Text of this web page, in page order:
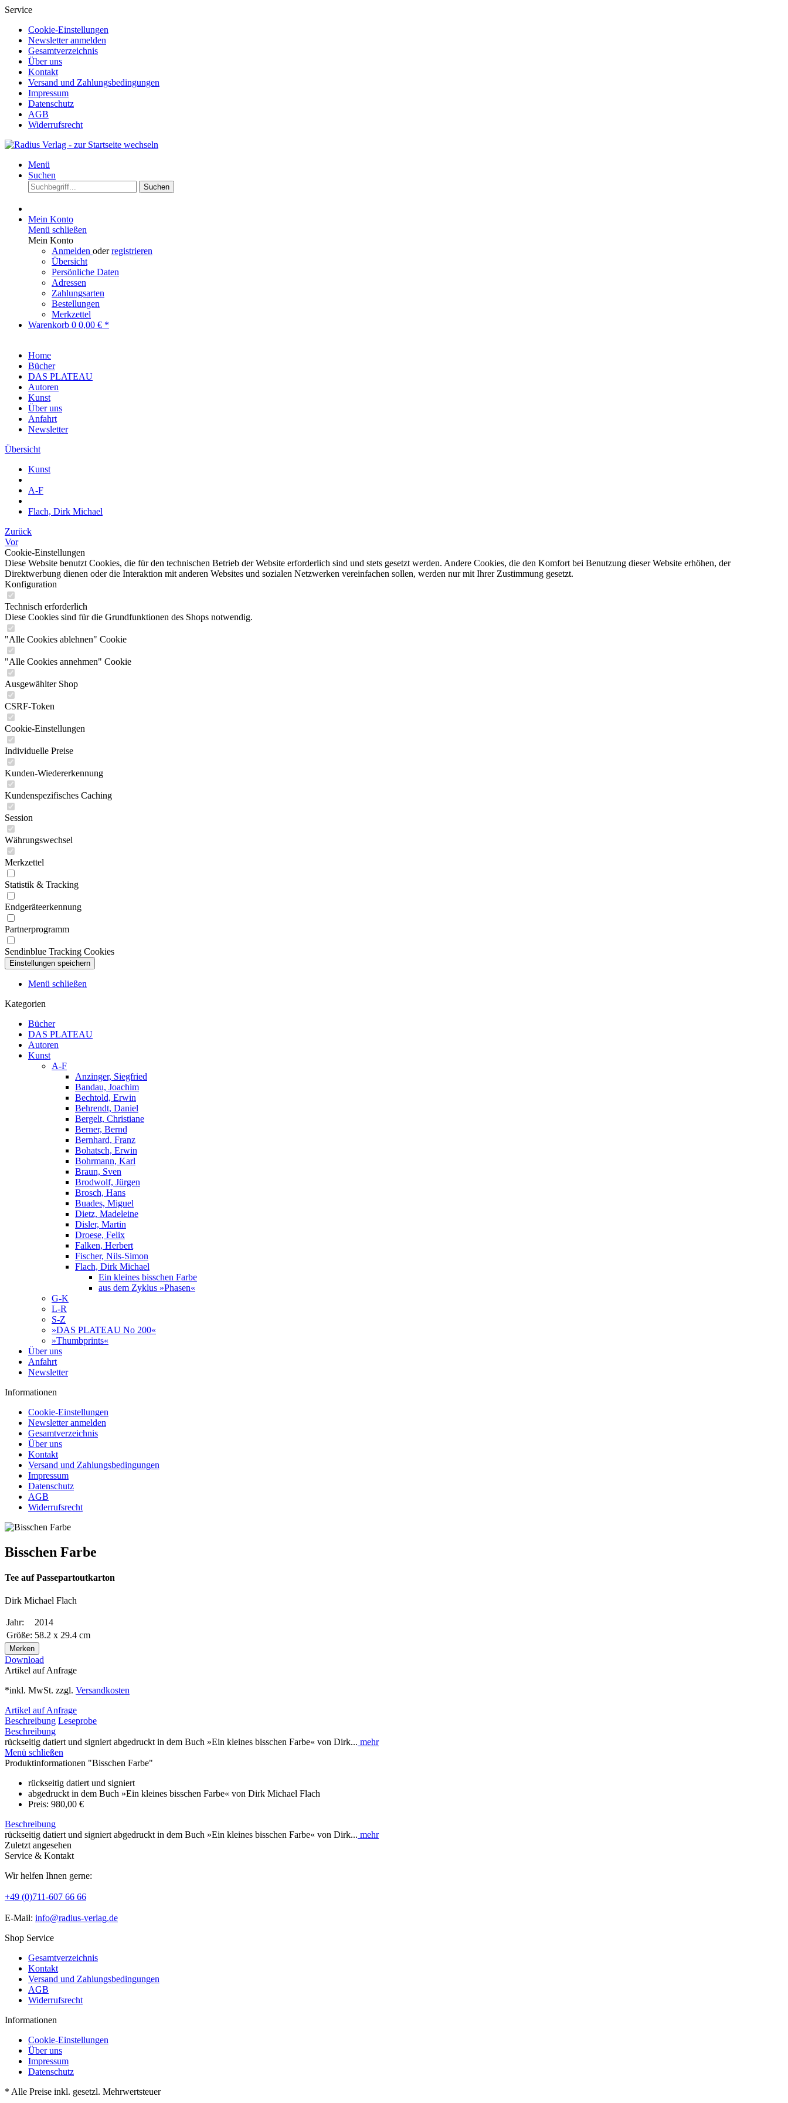
Service
Cookie-Einstellungen
Newsletter anmelden
Gesamtverzeichnis
Über uns
Kontakt
Versand und Zahlungsbedingungen
Impressum
Datenschutz
AGB
Widerrufsrecht
Menü
Suchen
Suchen
Mein Konto
Menü schließen
Mein Konto
Anmelden oderregistrieren
Übersicht
Persönliche Daten
Adressen
Zahlungsarten
Bestellungen
Merkzettel
Warenkorb 0 0,00 € *
Home
Bücher
DAS PLATEAU
Autoren
Kunst
Über uns
Anfahrt
Newsletter
Übersicht
Kunst
A-F
Flach, Dirk Michael
Zurück
Vor
Cookie-Einstellungen
Diese Website benutzt Cookies, die für den technischen Betrieb der Website erforderlich sind und stets gesetzt werden. Andere Cookies, die den Komfort bei Benutzung dieser Website erhöhen, der
Direktwerbung dienen oder die Interaktion mit anderen Websites und sozialen Netzwerken vereinfachen sollen, werden nur mit Ihrer Zustimmung gesetzt.
Konfiguration
Technisch erforderlich
Diese Cookies sind für die Grundfunktionen des Shops notwendig.
"Alle Cookies ablehnen" Cookie
"Alle Cookies annehmen" Cookie
Ausgewählter Shop
CSRF-Token
Cookie-Einstellungen
Individuelle Preise
Kunden-Wiedererkennung
Kundenspezifisches Caching
Session
Währungswechsel
Merkzettel
Statistik & Tracking
Endgeräteerkennung
Partnerprogramm
Sendinblue Tracking Cookies
Menü schließen
Kategorien
Bücher
DAS PLATEAU
Autoren
Kunst
A-F
Anzinger, Siegfried
Bandau, Joachim
Bechtold, Erwin
Behrendt, Daniel
Bergelt, Christiane
Berner, Bernd
Bernhard, Franz
Bohatsch, Erwin
Bohrmann, Karl
Braun, Sven
Brodwolf, Jürgen
Brosch, Hans
Buades, Miguel
Dietz, Madeleine
Disler, Martin
Droese, Felix
Falken, Herbert
Fischer, Nils-Simon
Flach, Dirk Michael
Ein kleines bisschen Farbe
aus dem Zyklus »Phasen«
G-K
L-R
S-Z
»DAS PLATEAU No 200«
»Thumbprints«
Über uns
Anfahrt
Newsletter
Informationen
Cookie-Einstellungen
Newsletter anmelden
Gesamtverzeichnis
Über uns
Kontakt
Versand und Zahlungsbedingungen
Impressum
Datenschutz
AGB
Widerrufsrecht
Bisschen Farbe
Tee auf Passepartoutkarton
Dirk Michael Flach
Jahr:
2014
Größe: 58.2 x 29.4 cm
Merken
Download
Artikel auf Anfrage
*inkl. MwSt. zzgl. Versandkosten
Artikel auf Anfrage
Beschreibung Leseprobe
Beschreibung
rückseitig datiert und signiert abgedruckt in dem Buch »Ein kleines bisschen Farbe« von Dirk... mehr
Menü schließen
Produktinformationen "Bisschen Farbe"
rückseitig datiert und signiert
abgedruckt in dem Buch »Ein kleines bisschen Farbe« von Dirk Michael Flach
Preis: 980,00 €
Beschreibung
rückseitig datiert und signiert abgedruckt in dem Buch »Ein kleines bisschen Farbe« von Dirk... mehr
Zuletzt angesehen
Service & Kontakt
Wir helfen Ihnen gerne:
+49 (0)711-607 66 66
E-Mail: info@radius-verlag.de
Shop Service
Gesamtverzeichnis
Kontakt
Versand und Zahlungsbedingungen
AGB
Widerrufsrecht
Informationen
Cookie-Einstellungen
Über uns
Impressum
Datenschutz
* Alle Preise inkl. gesetzl. Mehrwertsteuer